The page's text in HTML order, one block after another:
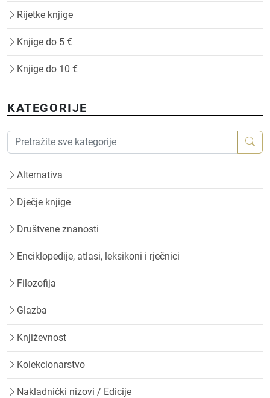
Rijetke knjige
Knjige do 5 €
Knjige do 10 €
KATEGORIJE
Alternativa
Dječje knjige
Društvene znanosti
Enciklopedije, atlasi, leksikoni i rječnici
Filozofija
Glazba
Književnost
Kolekcionarstvo
Nakladnički nizovi / Edicije